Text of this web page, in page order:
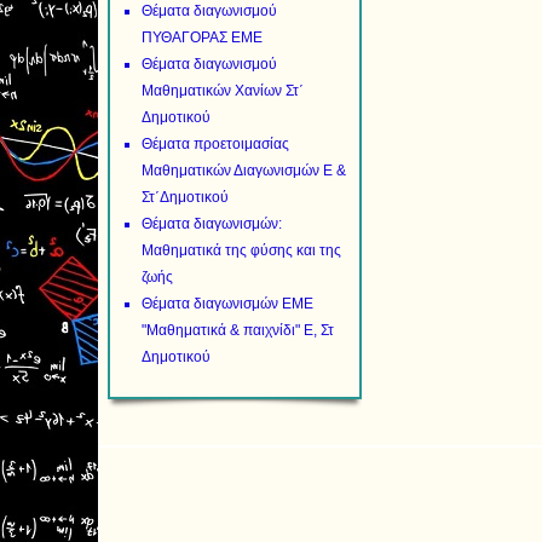
Θέματα διαγωνισμού
ΠΥΘΑΓΟΡΑΣ ΕΜΕ
Θέματα διαγωνισμού
Μαθηματικών Χανίων Στ΄
Δημοτικού
Θέματα προετοιμασίας
Μαθηματικών Διαγωνισμών Ε &
Στ΄Δημοτικού
Θέματα διαγωνισμών:
Μαθηματικά της φύσης και της
ζωής
Θέματα διαγωνισμών ΕΜΕ
"Μαθηματικά & παιχνίδι" Ε, Στ
Δημοτικού